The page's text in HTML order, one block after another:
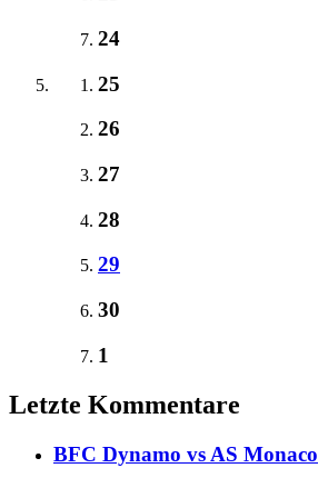
24
25
26
27
28
29
30
1
Letzte Kommentare
BFC Dynamo vs AS Monaco